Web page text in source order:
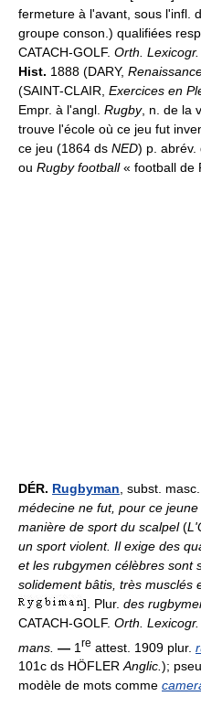
fermeture à l'avant, sous l'infl.
groupe conson.) qualifiées
CATACH-GOLF. Orth. Lexicogr.
Hist. 1888 (DARY,
(SAINT-CLAIR, Exercices en
Empr. à l'angl. Rugby, n. de la
trouve l'école où ce jeu fut
ce jeu (1864 ds NED) p. abrév.
ou Rugby football« football de
DÉR. Rugbyman , subst.
médecine ne fut, pour ce
manière de sport du scalpel(
un sport violent. Il exige des
et les rubgymen célèbres sont
solidement bâtis, très musclés
]. Plur. des
CATACH-GOLF. Orth. Lexicogr.
mans. — 1 re attest. 1909 plur.
101c ds HÖFLERAnglic.);
modèle de mots comme